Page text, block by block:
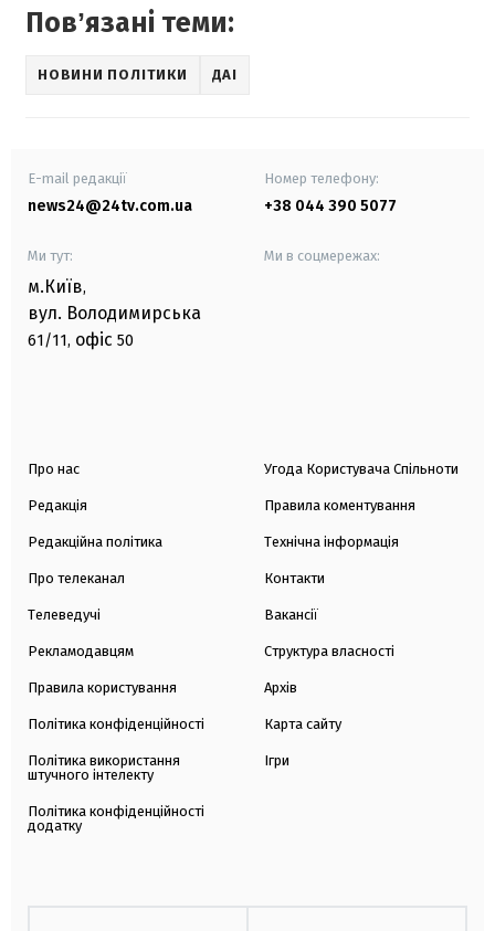
Повʼязані теми:
НОВИНИ ПОЛІТИКИ ДАІ
E-mail редакції
news24@24tv.com.ua
Номер телефону:
+38 044 390 5077
Ми тут:
м.Київ,
вул. Володимирська
61/11, офіс 50
Ми в соцмережах:
Про нас
Редакція
Редакційна політика
Про телеканал
Телеведучі
Рекламодавцям
Правила користування
Політика конфіденційності
Політика використання
штучного інтелекту
Політика конфіденційності
додатку
Угода Користувача Спільноти
Правила коментування
Технічна інформація
Контакти
Вакансії
Структура власності
Архів
Карта сайту
Ігри